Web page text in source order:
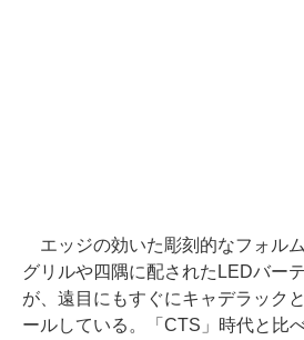
エッジの効いた彫刻的なフォル
グリルや四隅に配されたLEDバー
が、遠目にもすぐにキャデラック
ールしている。「CTS」時代と比